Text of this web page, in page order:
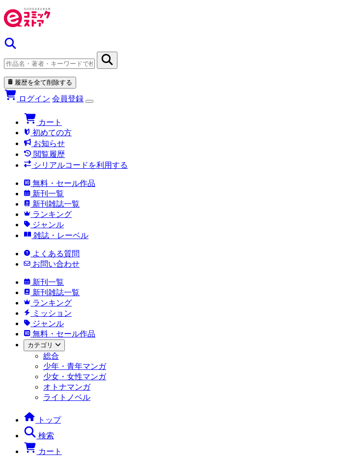
履歴を全て削除する
ログイン 会員登録
カート
初めての方
お知らせ
閲覧履歴
シリアルコードを利用する
無料・セール作品
新刊一覧
新刊雑誌一覧
ランキング
ジャンル
雑誌・レーベル
よくある質問
お問い合わせ
新刊一覧
新刊雑誌一覧
ランキング
ミッション
ジャンル
無料・セール作品
カテゴリ
総合
少年・青年マンガ
少女・女性マンガ
オトナマンガ
ライトノベル
トップ
検索
カート